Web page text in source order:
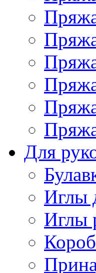
Для
Иглы
Иглы